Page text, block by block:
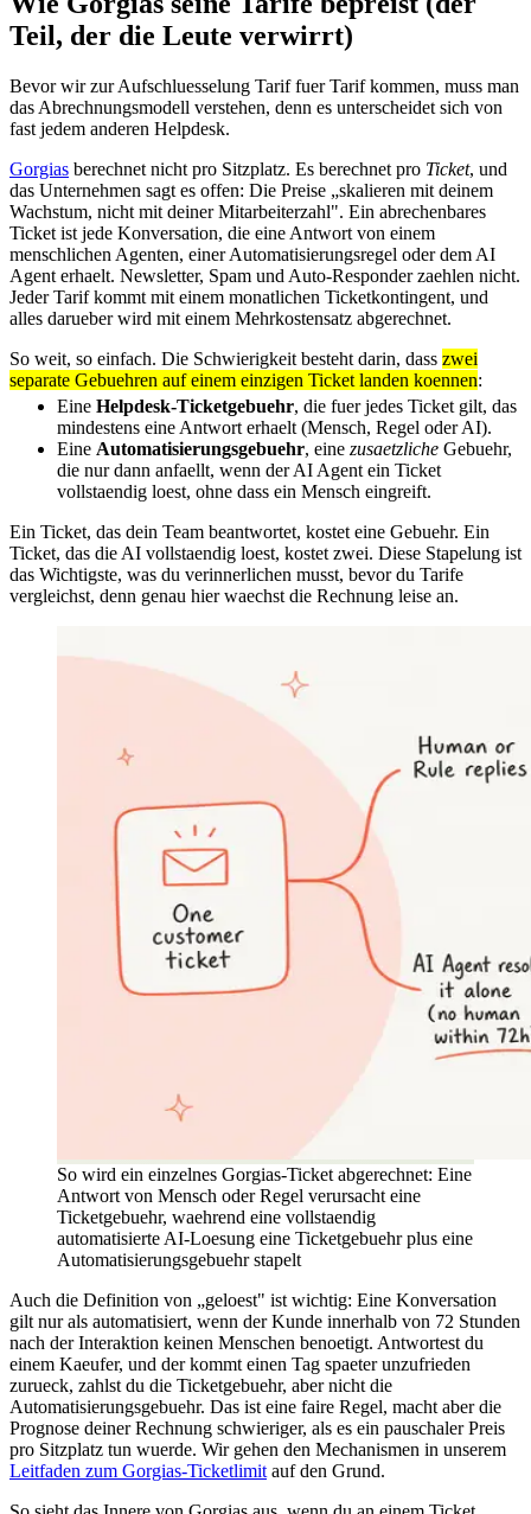
Teil, der die Leute verwirrt)
Bevor wir zur Aufschluesselung Tarif fuer Tarif kommen, muss man
das Abrechnungsmodell verstehen, denn es unterscheidet sich von
fast jedem anderen Helpdesk.
Gorgias berechnet nicht pro Sitzplatz. Es berechnet pro Ticket, und
das Unternehmen sagt es offen: Die Preise „skalieren mit deinem
Wachstum, nicht mit deiner Mitarbeiterzahl". Ein abrechenbares
Ticket ist jede Konversation, die eine Antwort von einem
menschlichen Agenten, einer Automatisierungsregel oder dem AI
Agent erhaelt. Newsletter, Spam und Auto-Responder zaehlen nicht.
Jeder Tarif kommt mit einem monatlichen Ticketkontingent, und
alles darueber wird mit einem Mehrkostensatz abgerechnet.
So weit, so einfach. Die Schwierigkeit besteht darin, dass zwei
separate Gebuehren auf einem einzigen Ticket landen koennen:
Eine Helpdesk-Ticketgebuehr, die fuer jedes Ticket gilt, das
mindestens eine Antwort erhaelt (Mensch, Regel oder AI).
Eine Automatisierungsgebuehr, eine zusaetzliche Gebuehr,
die nur dann anfaellt, wenn der AI Agent ein Ticket
vollstaendig loest, ohne dass ein Mensch eingreift.
Ein Ticket, das dein Team beantwortet, kostet eine Gebuehr. Ein
Ticket, das die AI vollstaendig loest, kostet zwei. Diese Stapelung ist
das Wichtigste, was du verinnerlichen musst, bevor du Tarife
vergleichst, denn genau hier waechst die Rechnung leise an.
So wird ein einzelnes Gorgias-Ticket abgerechnet: Eine
Antwort von Mensch oder Regel verursacht eine
Ticketgebuehr, waehrend eine vollstaendig
automatisierte AI-Loesung eine Ticketgebuehr plus eine
Automatisierungsgebuehr stapelt
Auch die Definition von „geloest" ist wichtig: Eine Konversation
gilt nur als automatisiert, wenn der Kunde innerhalb von 72 Stunden
nach der Interaktion keinen Menschen benoetigt. Antwortest du
einem Kaeufer, und der kommt einen Tag spaeter unzufrieden
zurueck, zahlst du die Ticketgebuehr, aber nicht die
Automatisierungsgebuehr. Das ist eine faire Regel, macht aber die
Prognose deiner Rechnung schwieriger, als es ein pauschaler Preis
pro Sitzplatz tun wuerde. Wir gehen den Mechanismen in unserem
Leitfaden zum Gorgias-Ticketlimitauf den Grund.